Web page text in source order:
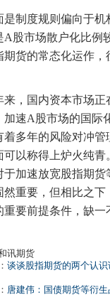
是制度规则偏向于
A股市场散户化比例
期货的常态化运作
来，国内资本市场
加速A股市场的国际
着多年的风险对冲
可以称得上炉火纯
于加速放宽股指期
然重要，但相比之
重要前提条件，缺一
讯期货
谈谈股指期货的两个认识
唐建伟：国债期货等衍